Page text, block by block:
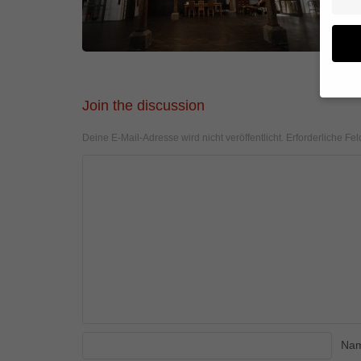
Join the discussion
Deine E-Mail-Adresse wird nicht veröffentlicht. Erforderliche